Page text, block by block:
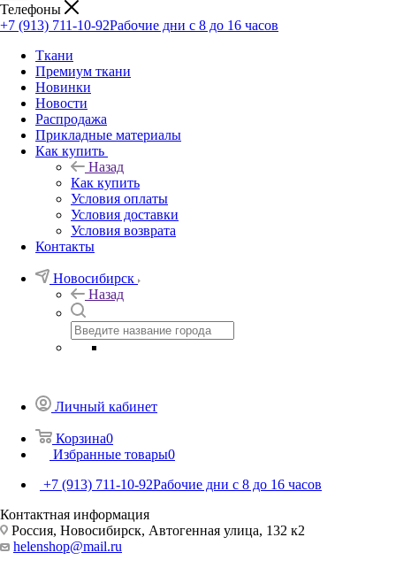
Телефоны
+7 (913) 711-10-92Рабочие дни с 8 до 16 часов
Ткани
Премиум ткани
Новинки
Новости
Распродажа
Прикладные материалы
Как купить
Назад
Как купить
Условия оплаты
Условия доставки
Условия возврата
Контакты
Новосибирск
Назад
Личный кабинет
Корзина0
Избранные товары0
+7 (913) 711-10-92Рабочие дни с 8 до 16 часов
Контактная информация
Россия, Новосибирск, Автогенная улица, 132 к2
helenshop@mail.ru